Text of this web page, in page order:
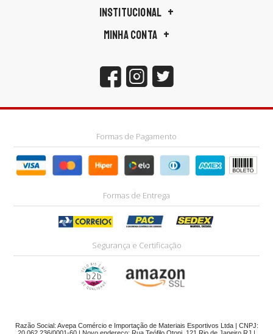
INSTITUCIONAL
MINHA CONTA
Formas de Pagamento
Formas de Entrega
Segurança e Certificação
Razão Social: Avepa Comércio e Importação de Materiais Esportivos Ltda | CNPJ: